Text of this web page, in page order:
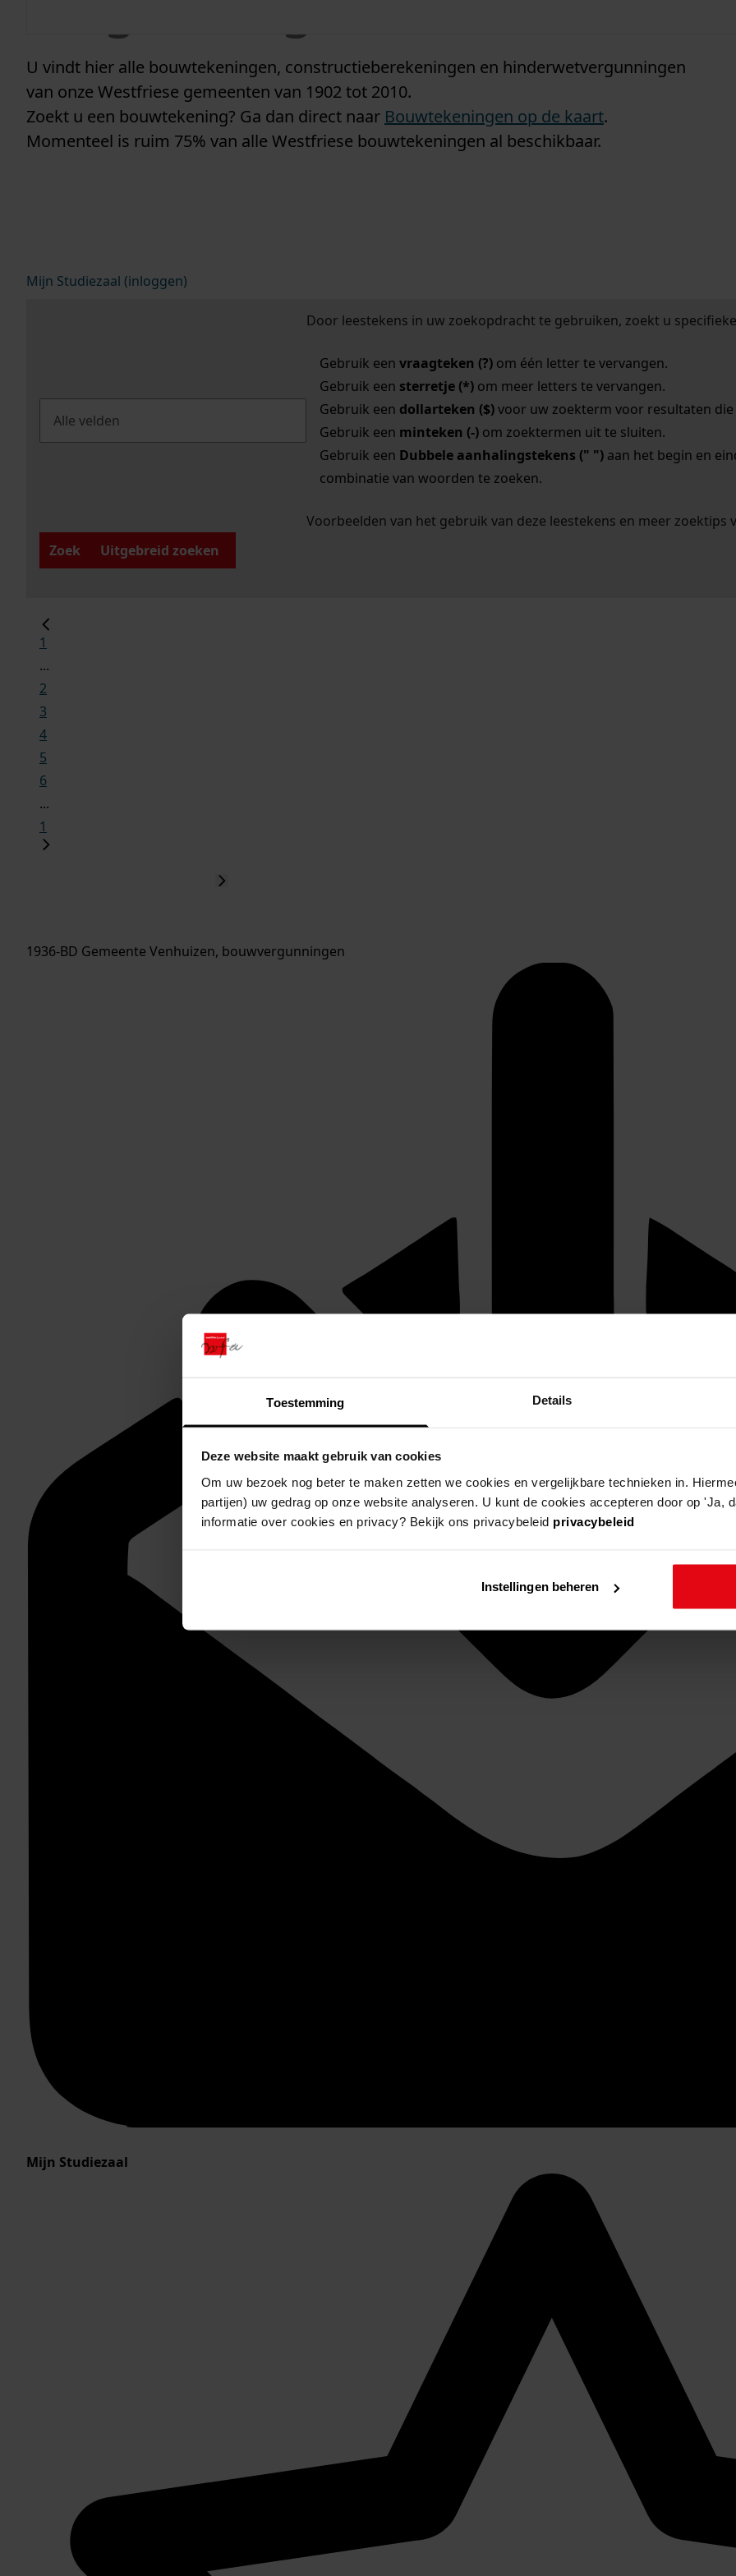
Toestemming Details
Deze website maakt gebruik van cookies
Om uw bezoek nog beter te maken zetten we cookies en vergelijkbare technieken in.
partijen) uw gedrag op onze website analyseren. U kunt de cookies accepteren door op 'Ja,
informatie over cookies en privacy? Bekijk ons privacybeleid privacybeleid
Instellingen beheren
U vindt hier alle bouwtekeningen, constructieberekeningen en hinderwetvergunningen
van onze Westfriese gemeenten van 1902 tot 2010.
Zoekt u een bouwtekening? Ga dan direct naar Bouwtekeningen op de kaart.
Momenteel is ruim 75% van alle Westfriese bouwtekeningen al beschikbaar.
Mijn Studiezaal (inloggen)
Door leestekens in uw zoekopdracht te gebruiken, zoekt u
Gebruik een vraagteken (?)om één letter te vervangen.
Gebruik een sterretje (*)om meer letters te vervangen.
Gebruik een dollarteken ($)voor uw zoekterm voor resultaten die
Gebruik een minteken (-)om zoektermen uit te sluiten.
Gebruik een Dubbele aanhalingstekens (" ")aan het begin en
combinatie van woorden te zoeken.
Voorbeelden van het gebruik van deze leestekens en meer zoektips
Zoek
Uitgebreid zoeken
1
...
2
3
4
5
6
...
1
1936-BD Gemeente Venhuizen, bouwvergunningen
Mijn Studiezaal